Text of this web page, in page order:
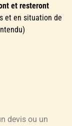
et resteront
et en situation de
devis ou un